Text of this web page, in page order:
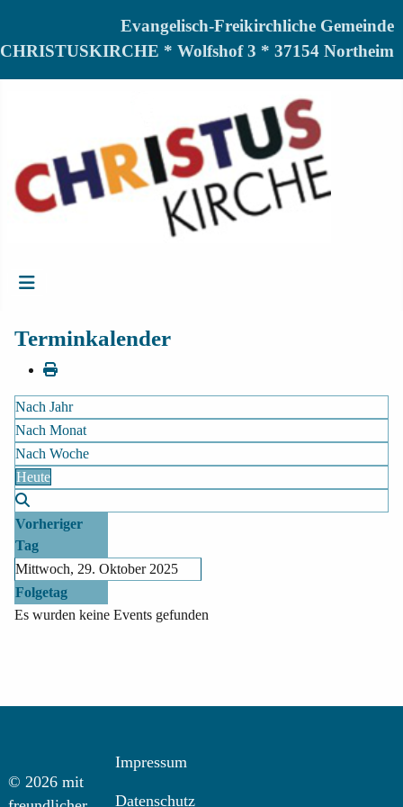
Evangelisch-Freikirchliche Gemeinde
CHRISTUSKIRCHE * Wolfshof 3 * 37154 Northeim
Terminkalender
Nach Jahr
Nach Monat
Nach Woche
Heute
Vorheriger
Tag
Mittwoch, 29. Oktober 2025
Folgetag
Es wurden keine Events gefunden
© 2026 mit
Impressum
Datenschutz